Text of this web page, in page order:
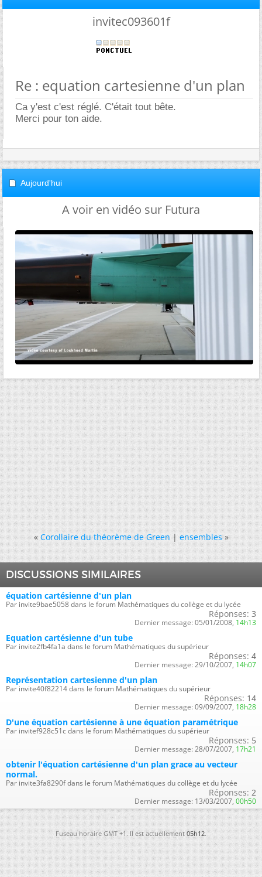
invitec093601f
Re : equation cartesienne d'un plan
Ca y'est c'est réglé. C'était tout bête.
Merci pour ton aide.
Aujourd'hui
A voir en vidéo sur Futura
« Corollaire du théorème de Green|ensembles »
DISCUSSIONS SIMILAIRES
équation cartésienne d'un plan
Par invite9bae5058 dans le forum Mathématiques du collège et du lycée
Réponses: 3
Dernier message: 05/01/2008, 14h13
Equation cartésienne d'un tube
Par invite2fb4fa1a dans le forum Mathématiques du supérieur
Réponses: 4
Dernier message: 29/10/2007, 14h07
Représentation cartesienne d'un plan
Par invite40f82214 dans le forum Mathématiques du supérieur
Réponses: 14
Dernier message: 09/09/2007, 18h28
D'une équation cartésienne à une équation paramétrique
Par invitef928c51c dans le forum Mathématiques du supérieur
Réponses: 5
Dernier message: 28/07/2007, 17h21
obtenir l'équation cartésienne d'un plan grace au vecteur
normal.
Par invite3fa8290f dans le forum Mathématiques du collège et du lycée
Réponses: 2
Dernier message: 13/03/2007, 00h50
Fuseau horaire GMT +1. Il est actuellement05h12.